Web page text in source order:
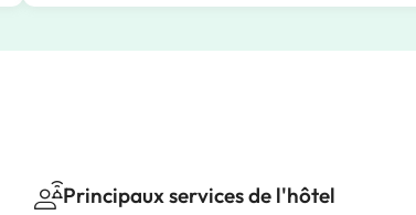
Principaux services de l'hôtel